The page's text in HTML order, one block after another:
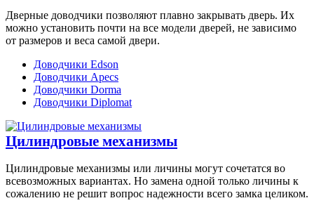
Дверные доводчики позволяют плавно закрывать дверь. Их
можно установить почти на все модели дверей, не зависимо
от размеров и веса самой двери.
Доводчики Edson
Доводчики Apecs
Доводчики Dorma
Доводчики Diplomat
Цилиндровые механизмы
Цилиндровые механизмы или личины могут сочетатся во
всевозможных вариантах. Но замена одной только личины к
сожалению не решит вопрос надежности всего замка целиком.